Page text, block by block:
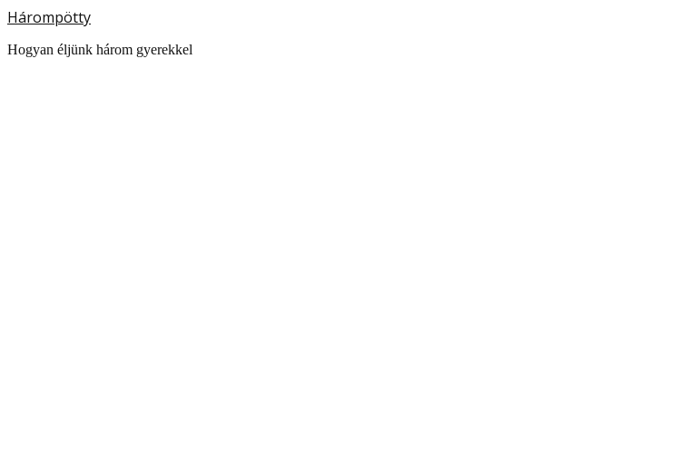
Hárompötty
Hogyan éljünk három gyerekkel